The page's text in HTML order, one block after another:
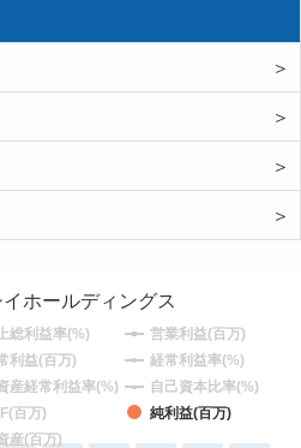
＞
＞
＞
＞
イホールディングス
総利益率(%)
営業利益(百万)
利益(百万)
経常利益率(%)
産経常利益率(%)
自己資本比率(%)
百万)
純利益(百万)
産(百万)